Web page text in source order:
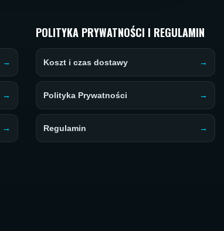
POLITYKA PRYWATNOŚCI I REGULAMIN
Koszt i czas dostawy
Polityka Prywatności
Regulamin